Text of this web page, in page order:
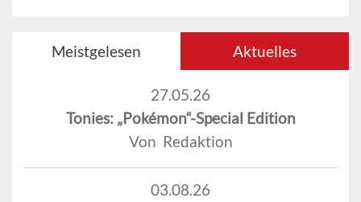
Meistgelesen Aktuelles
27.05.26
Tonies: „Pokémon“-Special Edition
Von Redaktion
03.08.26